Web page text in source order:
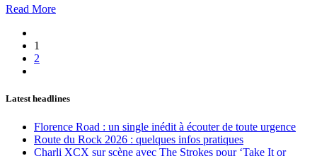
Read More
1
2
Latest headlines
Florence Road : un single inédit à écouter de toute urgence
Route du Rock 2026 : quelques infos pratiques
Charli XCX sur scène avec The Strokes pour ‘Take It or